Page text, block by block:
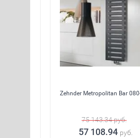
Zehnder Metropolitan Bar
75 143.34руб.
57 108.94 руб.